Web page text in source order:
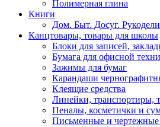
Полимерная глина
Книги
Дом. Быт. Досуг.
Канцтовары, товары для школы
Блоки для записей,
Бумага для офисной
Зажимы для бумаг
Карандаши
Клеящие средства
Линейки, транспортиры,
Пеналы, косметички и
Письменные и